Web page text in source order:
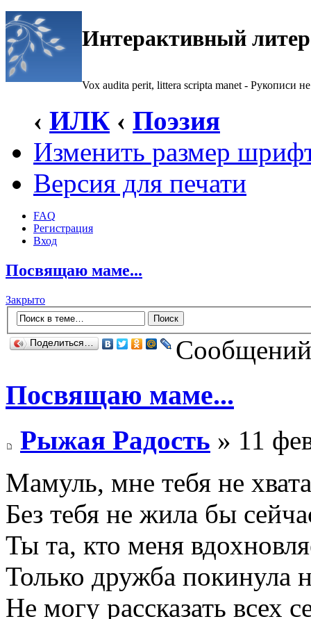
Интерактивный
Vox audita perit, littera scripta manet - Рукописи не
‹ ИЛК ‹ Поэзия
Изменить размер
Версия для печати
FAQ
Регистрация
Вход
Посвящаю маме...
Закрыто
Поделиться…
Посвящаю маме...
Рыжая Радость » 11
Мамуль, мне тебя не
Без тебя не жила бы
Ты та, кто меня
Только дружба покинула
Не могу рассказать всех